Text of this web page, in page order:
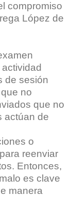
compromiso
López de
de sesión
no
que no
actúan de
o
reenviar
Entonces,
es clave
manera